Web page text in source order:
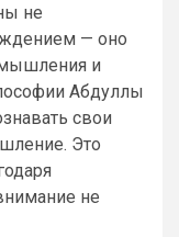
не
— оно
и
Абдуллы
свои
Это
не